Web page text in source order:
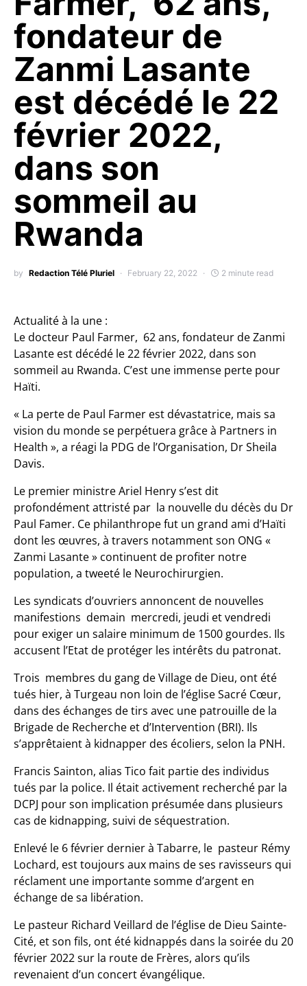
fondateur de
Zanmi Lasante
est décédé le 22
février 2022,
dans son
sommeil au
Rwanda
by Redaction Télé Pluriel February 22, 2022 2 minute read
Actualité à la une :
Le docteur Paul Farmer, 62 ans, fondateur de Zanmi
Lasante est décédé le 22 février 2022, dans son
sommeil au Rwanda. C’est une immense perte pour
Haïti.
« La perte de Paul Farmer est dévastatrice, mais sa
vision du monde se perpétuera grâce à Partners in
Health », a réagi la PDG de l’Organisation, Dr Sheila
Davis.
Le premier ministre Ariel Henry s’est dit
profondément attristé par la nouvelle du décès du Dr
Paul Famer. Ce philanthrope fut un grand ami d’Haïti
dont les œuvres, à travers notamment son ONG «
Zanmi Lasante » continuent de profiter notre
population, a tweeté le Neurochirurgien.
Les syndicats d’ouvriers annoncent de nouvelles
manifestions demain mercredi, jeudi et vendredi
pour exiger un salaire minimum de 1500 gourdes. Ils
accusent l’Etat de protéger les intérêts du patronat.
Trois membres du gang de Village de Dieu, ont été
tués hier, à Turgeau non loin de l’église Sacré Cœur,
dans des échanges de tirs avec une patrouille de la
Brigade de Recherche et d’Intervention (BRI). Ils
s’apprêtaient à kidnapper des écoliers, selon la PNH.
Francis Sainton, alias Tico fait partie des individus
tués par la police. Il était activement recherché par la
DCPJ pour son implication présumée dans plusieurs
cas de kidnapping, suivi de séquestration.
Enlevé le 6 février dernier à Tabarre, le pasteur Rémy
Lochard, est toujours aux mains de ses ravisseurs qui
réclament une importante somme d’argent en
échange de sa libération.
Le pasteur Richard Veillard de l’église de Dieu Sainte-
Cité, et son fils, ont été kidnappés dans la soirée du 20
février 2022 sur la route de Frères, alors qu’ils
revenaient d’un concert évangélique.